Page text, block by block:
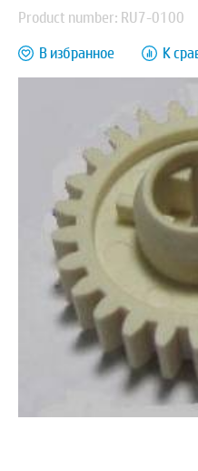
Product number: RU7-0100
В избранное
К